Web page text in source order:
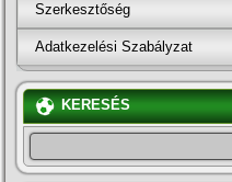
Szerkesztőség
Adatkezelési Szabályzat
KERESÉS